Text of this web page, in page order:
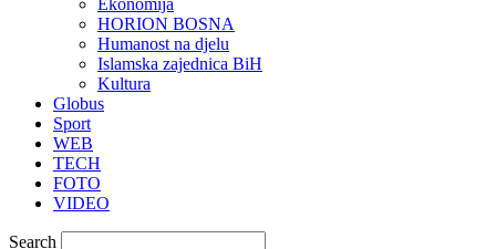
Ekonomija
HORION BOSNA
Humanost na djelu
Islamska zajednica BiH
Kultura
Globus
Sport
WEB
TECH
FOTO
VIDEO
Search